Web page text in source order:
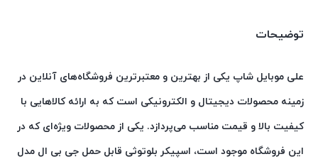
توضیحات
علی موبایل شاپ یکی از بهترین و معتبرترین فروشگاه‌های آنلاین در
زمینه محصولات دیجیتال و الکترونیکی است که به ارائه کالاهایی با
کیفیت بالا و قیمت مناسب می‌پردازد. یکی از محصولات ویژه‌ای که در
این فروشگاه موجود است، اسپیکر بلوتوثی قابل حمل جی بی ال مدل